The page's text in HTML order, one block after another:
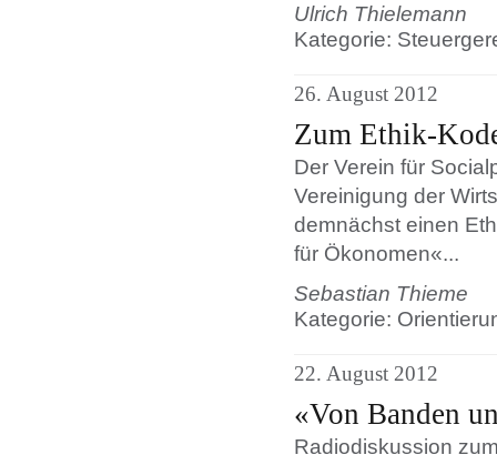
Ulrich Thielemann
Kategorie:
26. August 2012
Zum Ethik-
Der Verein für
Vereinigung der
demnächst einen
für Ökonomen«...
Sebastian Thieme
Kategorie:
22. August 2012
«Von Banden
Radiodiskussion